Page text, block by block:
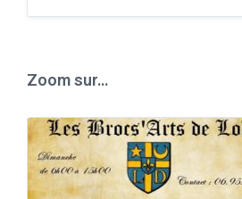
Zoom sur…